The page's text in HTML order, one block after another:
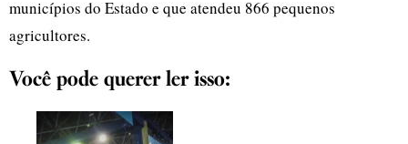
municípios do Estado e que atendeu 866 pequenos
agricultores.
Você pode querer ler isso: